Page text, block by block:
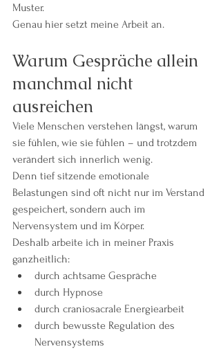
Muster.
Genau hier setzt meine Arbeit an.
Warum Gespräche allein
manchmal nicht
ausreichen
Viele Menschen verstehen längst, warum
sie fühlen, wie sie fühlen – und trotzdem
verändert sich innerlich wenig.
Denn tief sitzende emotionale
Belastungen sind oft nicht nur im Verstand
gespeichert, sondern auch im
Nervensystem und im Körper.
Deshalb arbeite ich in meiner Praxis
ganzheitlich:
durch achtsame Gespräche
durch Hypnose
durch craniosacrale Energiearbeit
durch bewusste Regulation des
Nervensystems